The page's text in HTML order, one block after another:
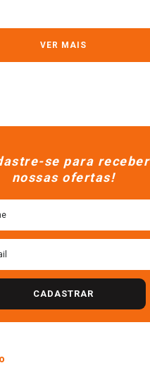
se para receber
nossas ofertas!
CADASTRAR